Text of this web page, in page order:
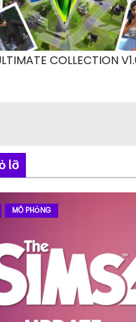
COLLECTION
lỡ
MÔ PHỎNG